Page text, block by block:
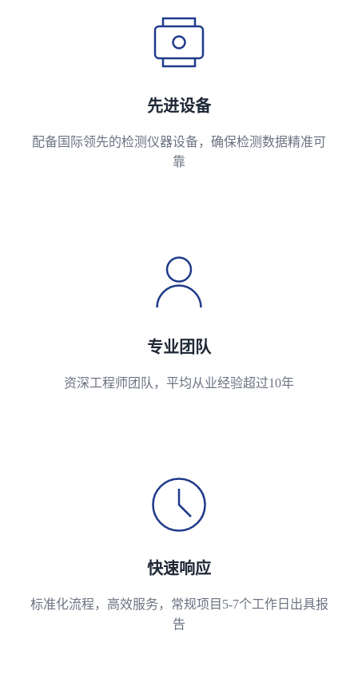
先进设备
配备国际领先的检测仪器设备，确保检测数据精准可
靠
专业团队
资深工程师团队，平均从业经验超过10年
快速响应
标准化流程，高效服务，常规项目5-7个工作日出具报
告